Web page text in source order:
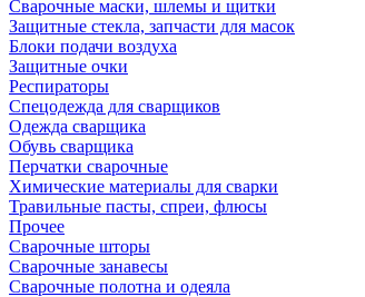
Сварочные маски, шлемы и щитки
Защитные стекла, запчасти для масок
Блоки подачи воздуха
Защитные очки
Респираторы
Спецодежда для сварщиков
Одежда сварщика
Обувь сварщика
Перчатки сварочные
Химические материалы для сварки
Травильные пасты, спреи, флюсы
Прочее
Сварочные шторы
Сварочные занавесы
Сварочные полотна и одеяла